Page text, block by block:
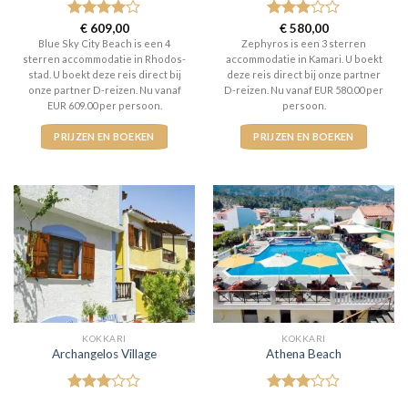
Gewaardeerd
4uit 5
€609,00
Blue Sky City Beach is een 4
sterren accommodatie in Rhodos-
stad. U boekt deze reis direct bij
onze partner D-reizen. Nu vanaf
EUR 609.00 per persoon.
PRIJZEN EN BOEKEN
Gewaardeerd
3uit 5
€580,00
Zephyros is een 3 sterren
accommodatie in Kamari. U boekt
deze reis direct bij onze partner
D-reizen. Nu vanaf EUR 580.00 per
persoon.
PRIJZEN EN BOEKEN
KOKKARI
Archangelos Village
KOKKARI
Athena Beach